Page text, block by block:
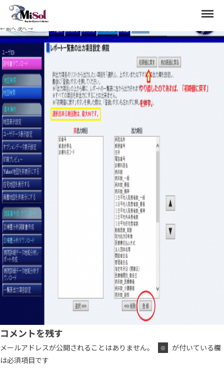
ichiran5
2020年7月3日
← 前へ 次へ →
コメントを残す
メールアドレスが公開されることはありません。 ※
が付いている欄
は必須項目です